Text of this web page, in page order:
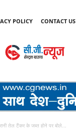
POLICY CONTACT US
तेल टैंकर के जब्त होने पर बोले...